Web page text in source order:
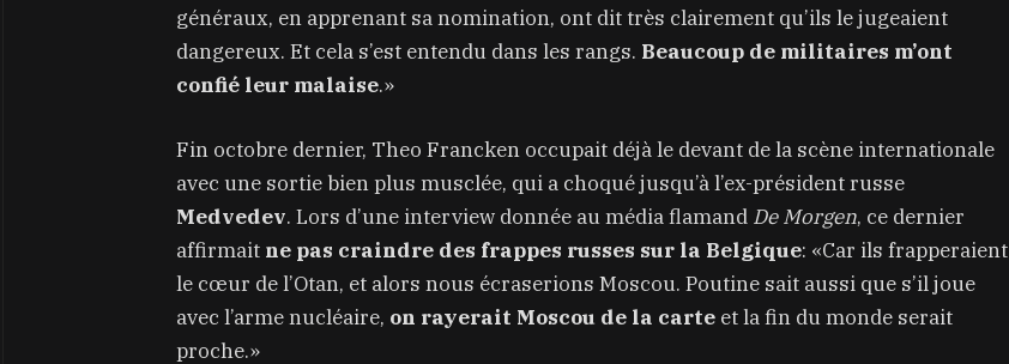
généraux, en apprenant sa nomination, ont dit très clairement qu’ils le jugeaient
dangereux. Et cela s’est entendu dans les rangs. Beaucoup de militaires m’ont
confié leur malaise.»
Fin octobre dernier, Theo Francken occupait déjà le devant de la scène internationale
avec une sortie bien plus musclée, qui a choqué jusqu’à l’ex-président russe
Medvedev. Lors d’une interview donnée au média flamand De Morgen, ce dernier
affirmait ne pas craindre des frappes russes sur la Belgique: «Car ils frapperaient
le cœur de l’Otan, et alors nous écraserions Moscou. Poutine sait aussi que s’il joue
avec l’arme nucléaire, on rayerait Moscou de la carte et la fin du monde serait
proche.»